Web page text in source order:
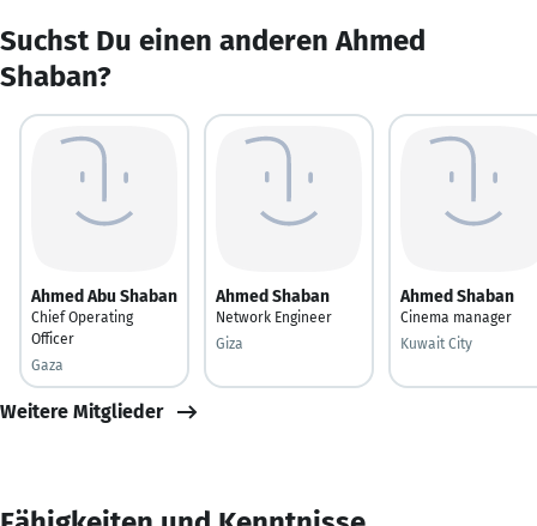
Suchst Du einen anderen Ahmed
Shaban?
Ahmed Abu Shaban
Chief Operating
Officer
Gaza
Ahmed Shaban
Network Engineer
Giza
Ahmed Shaban
Cinema manager
Kuwait City
Weitere Mitglieder